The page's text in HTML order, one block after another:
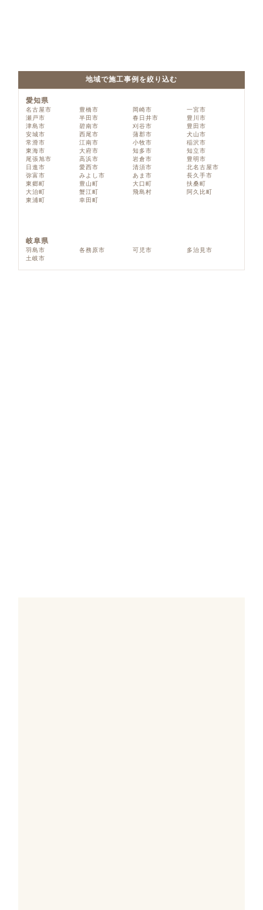
地域で施工事例を絞り込む
愛知県
名古屋市 豊橋市 岡崎市
一宮市
瀬戸市
半田市 春日井市
豊川市
津島市
碧南市 刈谷市
豊田市
安城市
西尾市 蒲郡市
犬山市
常滑市
江南市 小牧市
稲沢市
東海市
大府市 知多市
知立市
尾張旭市
高浜市 岩倉市
豊明市
日進市
愛西市 清須市
北名古屋市
弥富市
みよし市 あま市
長久手市
東郷町
豊山町 大口町
扶桑町
大治町
蟹江町 飛島村
阿久比町
東浦町
幸田町
岐阜県
羽島市 各務原市 可児市
多治見市
土岐市